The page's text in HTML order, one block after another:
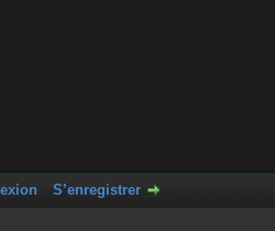
S’enregistrer